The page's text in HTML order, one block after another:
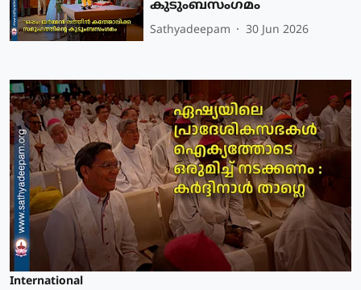
കുടുംബസംഗമം
Sathyadeepam 30 Jun 2026
International